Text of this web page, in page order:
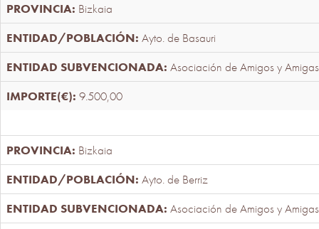
Bizkaia
Ayto. de Basauri
Asociación de Amigos y
9.500,00
Bizkaia
Ayto. de Berriz
Asociación de Amigos y